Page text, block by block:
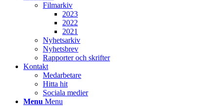
Filmarkiv
2023
2022
2021
Nyhetsarkiv
Nyhetsbrev
Rapporter och skrifter
Kontakt
Medarbetare
Hitta hit
Sociala medier
Menu Menu